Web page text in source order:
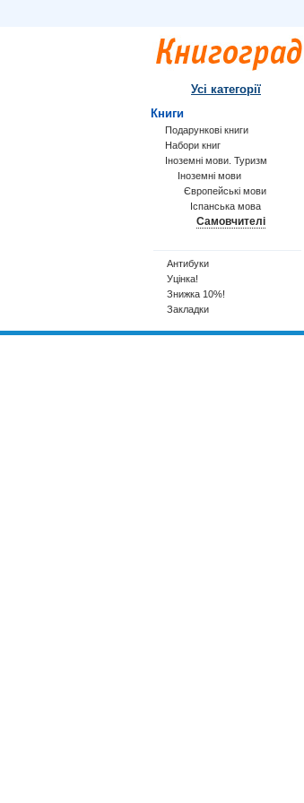
Усі категорії
Книги
Подарункові книги
Набори книг
Іноземні мови. Туризм
Іноземні мови
Європейські мови
Іспанська мова
Самовчителі
Антибуки
Уцінка!
Знижка 10%!
Закладки